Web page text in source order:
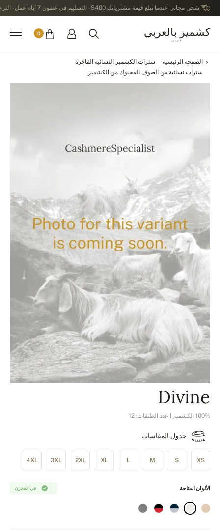
شحن مجاني عندما تبلغ قيمة مشترياتك 400$ - التسليم في غضون 7 أيام عمل - الترجيع في خلال 14 يوماً بعد الاستلام
كشمير بالعربي
عربى
0
الصفحة الرئيسية
سترات الكشمير النسائية الفاخرة
سترات نسائية من الصوف المحبوك من الكشمير
Divine
100% الكشمير | عدد الطبقات: 12
جدول المقاسات
XS
S
M
L
XL
2XL
3XL
4XL
في المخزن الألوان المتاحة